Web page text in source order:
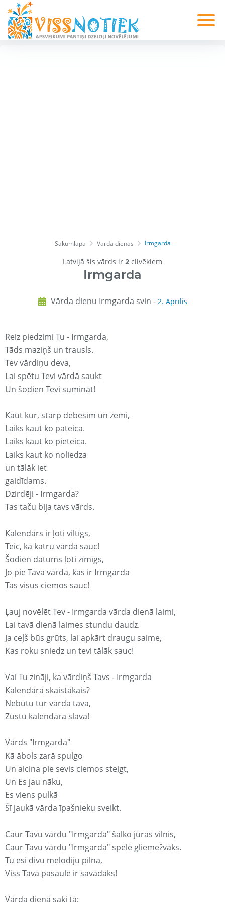
Sākumlapa Vārda dienas Irmgarda
Latvijā šis vārds ir 2 cilvēkiem
Irmgarda
Vārda dienu Irmgarda svin - 2. Aprīlis
Reiz piedzimi Tu - Irmgarda,
Tāds maziņš un trausls.
Tev vārdiņu deva,
Lai spētu Tevi vārdā saukt
Un šodien Tevi sumināt!
Kaut kur, starp debesīm un zemi,
Laiks kaut ko pateica.
Laiks kaut ko pieteica.
Laiks kaut ko noliedza
un tālāk iet
gaidīdams.
Dzirdēji - Irmgarda?
Tas taču bija tavs vārds.
Kalendārs ir ļoti viltīgs,
Teic, kā katru vārdā sauc!
Šodien datums ļoti zīmīgs,
Jo pie Tava vārda, kas ir Irmgarda
Tas visus ciemos sauc!
Ļauj novēlēt Tev - Irmgarda vārda dienā laimi,
Lai tavā dienā laimes stundu daudz.
Ja ceļš būs grūts, lai apkārt draugu saime,
Kas roku sniedz un tevi tālāk sauc!
Vai Tu zināji, ka vārdiņš Tavs - Irmgarda
Kalendārā skaistākais?
Nebūtu tur vārda tava,
Zustu kalendāra slava!
Vārds "Irmgarda"
Kā ābols zarā spulgo
Un aicina pie sevis ciemos steigt,
Un Es jau nāku,
Es viens pulkā
Šī jaukā vārda īpašnieku sveikt.
Caur Tavu vārdu "Irmgarda" šalko jūras vilnis,
Caur Tavu vārdu "Irmgarda" spēlē gliemežvāks.
Tu esi divu melodiju pilna,
Viss Tavā pasaulē ir savādāks!
Vārda dienā saki tā: